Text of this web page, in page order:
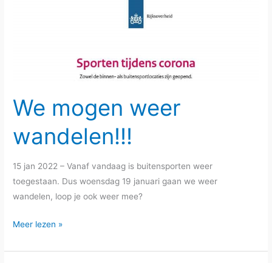
We mogen weer
wandelen!!!
15 jan 2022 – Vanaf vandaag is buitensporten weer
toegestaan. Dus woensdag 19 januari gaan we weer
wandelen, loop je ook weer mee?
We
weer
Meer lezen »